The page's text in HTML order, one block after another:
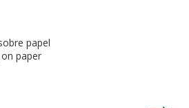
papel
paper